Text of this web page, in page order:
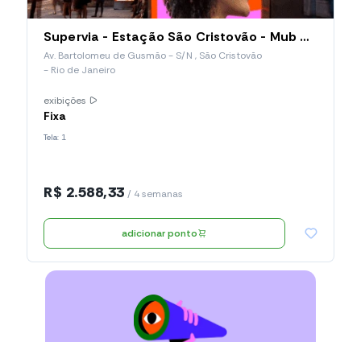
Supervia - Estação São Cristovão - Mub Horizontal (018.SCO.MH)
Av. Bartolomeu de Gusmão - S/N , São Cristovão
- Rio de Janeiro
exibições
Fixa
Tela: 1
R$ 2.588,33 / 4 semanas
adicionar ponto